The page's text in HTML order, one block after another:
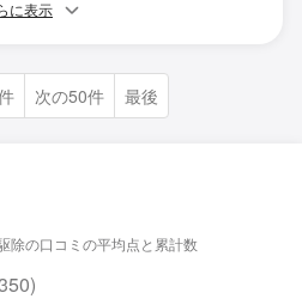
に表示
次の50件 最後
除の口コミの平均点と累計数